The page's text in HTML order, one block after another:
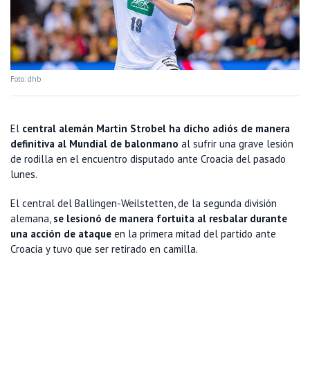
Foto: dhb
El central alemán Martin Strobel ha dicho adiós de manera
definitiva al Mundial de balonmano al sufrir una grave lesión
de rodilla en el encuentro disputado ante Croacia del pasado
lunes.
El central del Ballingen-Weilstetten, de la segunda división
alemana, se lesionó de manera fortuita al resbalar durante
una acción de ataque en la primera mitad del partido ante
Croacia y tuvo que ser retirado en camilla.